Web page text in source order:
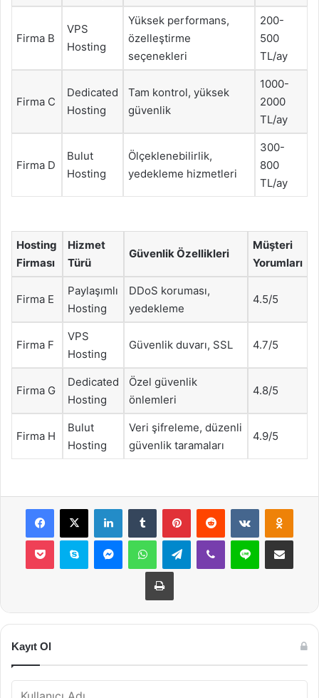
Firma B
VPS
Hosting
Yüksek performans,
özelleştirme
seçenekleri
200-
500
TL/ay
Firma C
Dedicated
Hosting
Tam kontrol, yüksek
güvenlik
1000-
2000
TL/ay
Firma D
Bulut
Hosting
Ölçeklenebilirlik,
yedekleme hizmetleri
300-
800
TL/ay
Hosting
Firması
Hizmet
Türü
Güvenlik Özellikleri
Müşteri
Yorumları
Firma E
Paylaşımlı
Hosting
DDoS koruması,
yedekleme
4.5/5
Firma F
VPS
Hosting
Güvenlik duvarı, SSL 4.7/5
Firma G
Dedicated
Hosting
Özel güvenlik
önlemleri
4.8/5
Firma H
Bulut
Hosting
Veri şifreleme, düzenli
güvenlik taramaları
4.9/5
Facebook
X LinkedInTumblr PinterestReddit VKontakte
Pocket Skype MessengerWhatsAppTelegramViber Line E-Posta ile
Yazdır
Kayıt Ol